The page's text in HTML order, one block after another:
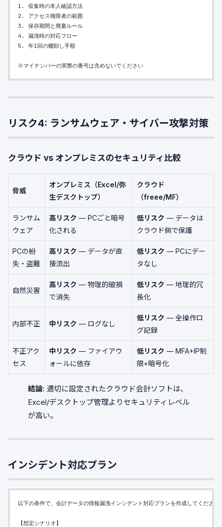
1. 収集時の本人確認方法
2. アクセス権限者の範囲
3. 保存期間と廃棄ルール
4. 漏洩時の対応フロー
5. 年1回の棚卸し手順
※マイナンバーの実際の番号は含めないでください
リスク4: ランサムウェア・サイバー攻撃対策
クラウド vs オンプレミスのセキュリティ比較
脅威
オンプレミス（Excel/弥
生デスクトップ）
クラウド
（freee/MF）
ランサム
ウェア
高リスク — PCごと暗号
化される
低リスク — データは
クラウド側で保護
PCの紛
失・盗難
高リスク — データが直
接流出
低リスク — PCにデー
タなし
自然災害
高リスク — 物理的破損
で消失
低リスク — 地理的冗
長化
内部不正 中リスク — ログなし
低リスク — 全操作ロ
グ記録
不正アク
セス
中リスク — ファイアウ
ォールに依存
低リスク — MFA+IP制
限+暗号化
結論: 適切に設定されたクラウド会計ソフトは、
Excel/デスクトップ管理よりセキュリティレベル
が高い。
インシデント対応プラン
以下の条件で、会計データの情報漏洩インシデント対応プランを作成してください
【想定シナリオ】